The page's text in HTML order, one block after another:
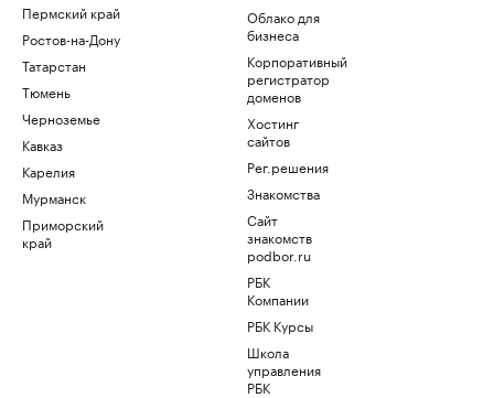
Пермский край
Ростов-на-Дону
Татарстан
Тюмень
Черноземье
Кавказ
Карелия
Мурманск
Приморский
край
Облако для
бизнеса
Корпоративный
регистратор
доменов
Хостинг
сайтов
Рег.решения
Знакомства
Сайт
знакомств
podbor.ru
РБК
Компании
РБК Курсы
Школа
управления
РБК